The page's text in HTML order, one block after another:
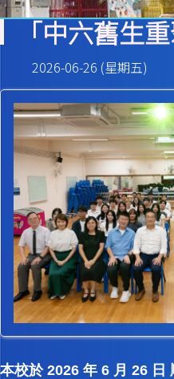
「中六舊生
2026-06-26 (星期五)
本校於 2026 年 6 月 26 日